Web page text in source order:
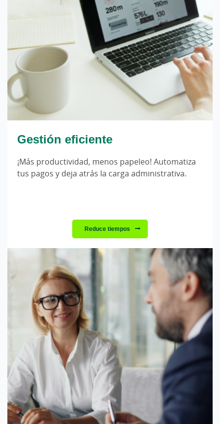
Gestión eficiente
¡Más productividad, menos papeleo! Automatiza
tus pagos y deja atrás la carga administrativa.
Reduce tiempos